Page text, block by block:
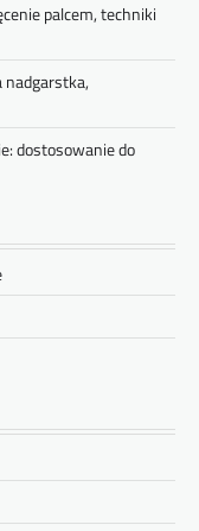
palcem, techniki
nadgarstka,
dostosowanie do